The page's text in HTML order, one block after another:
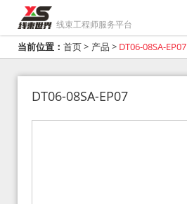
线束工程师服务平台
当前位置： 首页> 产品 > DT06-08SA-EP07
DT06-08SA-EP07